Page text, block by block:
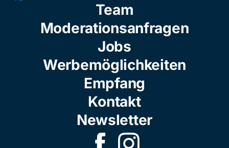
Team
Moderationsanfragen
Jobs
Werbemöglichkeiten
Empfang
Kontakt
Newsletter